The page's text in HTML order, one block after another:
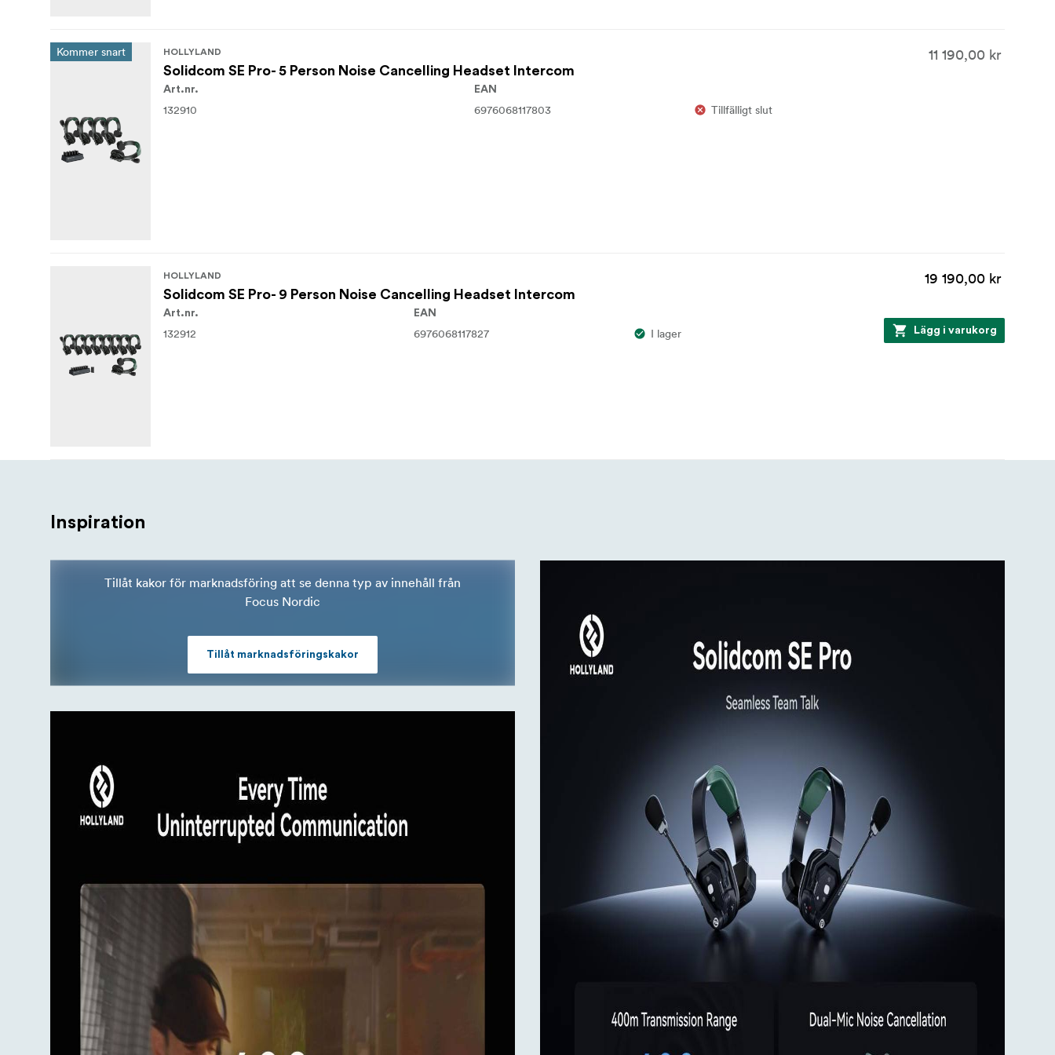
Kommer snart HOLLYLAND
Solidcom SE Pro- 5 Person Noise Cancelling Headset Intercom
11 190,00 kr
Art.nr.
132910
EAN
6976068117803 Tillfälligt slut
HOLLYLAND
Solidcom SE Pro- 9 Person Noise Cancelling Headset Intercom
19 190,00 kr
Art.nr.
132912
EAN
6976068117827 I lager Lägg i varukorg
Inspiration
Tillåt kakor för marknadsföring att se denna typ av innehåll från
Focus Nordic
Tillåt marknadsföringskakor